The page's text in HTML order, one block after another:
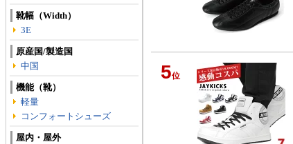
5位
靴幅（Width）
3E
原産国/製造国
中国
機能（靴）
軽量
コンフォートシューズ
屋内・屋外